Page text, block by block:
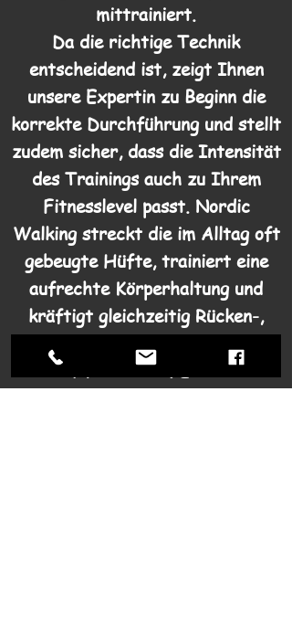
mittrainiert.
Da die richtige Technik
entscheidend ist, zeigt Ihnen
unsere Expertin zu Beginn die
korrekte Durchführung und stellt
zudem sicher, dass die Intensität
des Trainings auch zu Ihrem
Fitnesslevel passt. Nordic
Walking streckt die im Alltag oft
gebeugte Hüfte, trainiert eine
aufrechte Körperhaltung und
kräftigt gleichzeitig Rücken-,
Schulter-, Bein- und
Gesäßmuskulatur. Es ist das